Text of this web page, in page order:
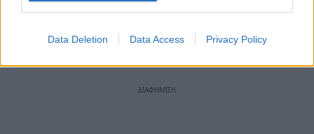
Data Deletion Data Access Privacy Policy
ΣΥΝΤΑΓΗ ΖΑΧΑΡΟΠΛΑΣΤΙΚΗ